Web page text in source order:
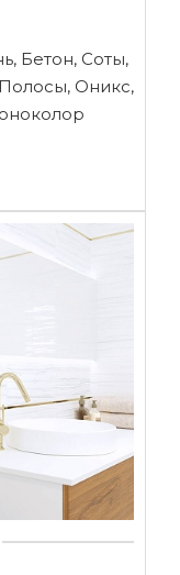
Бетон, Соты,
Оникс,